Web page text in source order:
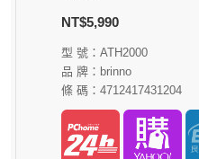
NT$5,990
型 號：ATH2000
品 牌：brinno
條 碼：4712417431204